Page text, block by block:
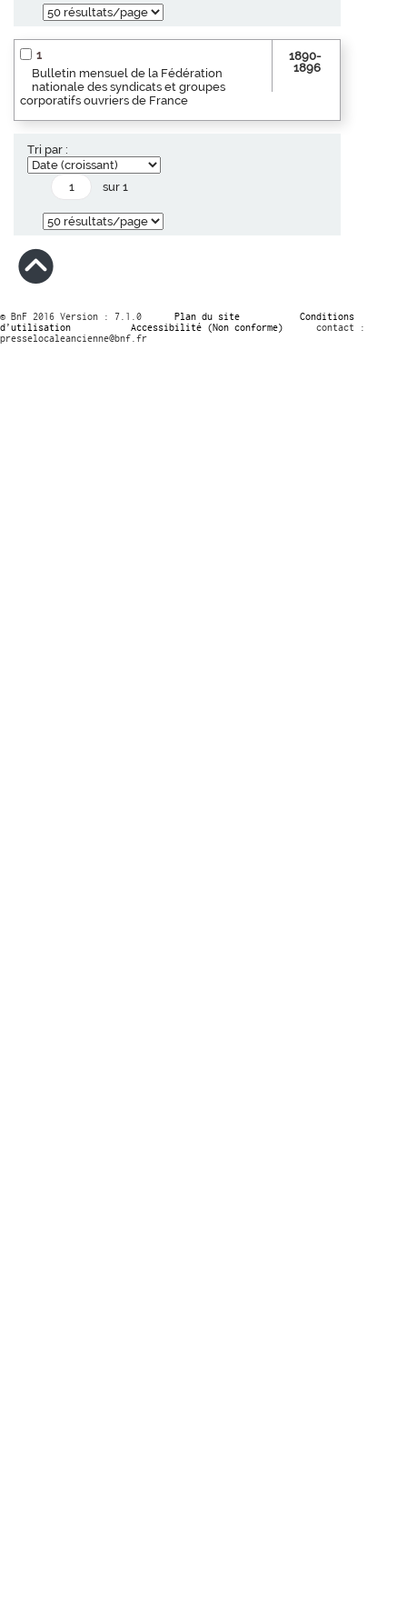
1
Bulletin mensuel de la Fédération
nationale des syndicats et groupes
corporatifs ouvriers de France
1890-
1896
Tri par :
sur 1
© BnF 2016 Version : 7.1.0 Plan du site
Conditions
d’utilisation
Accessibilité (Non conforme)
contact :
presselocaleancienne@bnf.fr